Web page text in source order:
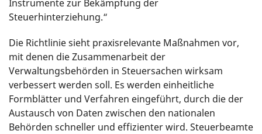
Instrumente zur Bekämpfung der
Steuerhinterziehung.“
Die Richtlinie sieht praxisrelevante Maßnahmen vor,
mit denen die Zusammenarbeit der
Verwaltungsbehörden in Steuersachen wirksam
verbessert werden soll. Es werden einheitliche
Formblätter und Verfahren eingeführt, durch die der
Austausch von Daten zwischen den nationalen
Behörden schneller und effizienter wird. Steuerbeamte